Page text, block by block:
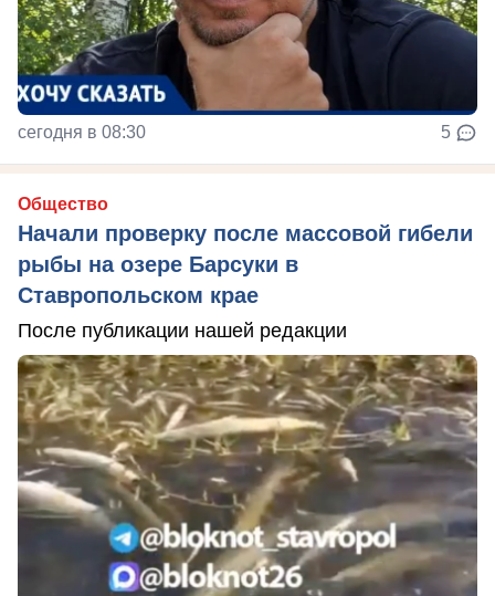
сегодня в 08:30 5
Общество
Начали проверку после массовой гибели
рыбы на озере Барсуки в
Ставропольском крае
После публикации нашей редакции